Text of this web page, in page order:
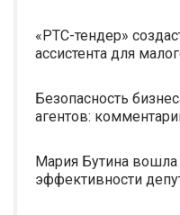
«РТС-тендер»
ассистента для
Безопасность
агентов:
Мария Бутина вошла
эффективности